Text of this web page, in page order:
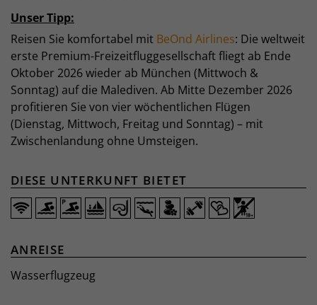
Unser Tipp:
Reisen Sie komfortabel mit BeOnd Airlines: Die weltweit
erste Premium-Freizeitfluggesellschaft fliegt ab Ende
Oktober 2026 wieder ab München (Mittwoch &
Sonntag) auf die Malediven. Ab Mitte Dezember 2026
profitieren Sie von vier wöchentlichen Flügen
(Dienstag, Mittwoch, Freitag und Sonntag) – mit
Zwischenlandung ohne Umsteigen.
DIESE UNTERKUNFT BIETET
ANREISE
Wasserflugzeug